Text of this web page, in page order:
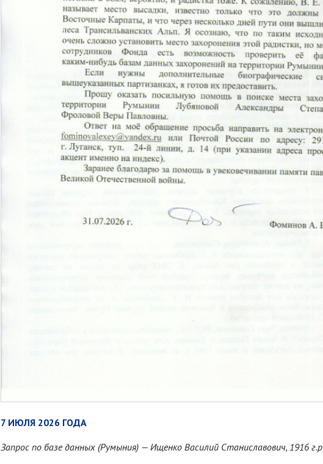
7 ИЮЛЯ 2026 ГОДА
Запрос по базе данных (Румыния) — Ищенко Василий Станиславович, 1916 г.р